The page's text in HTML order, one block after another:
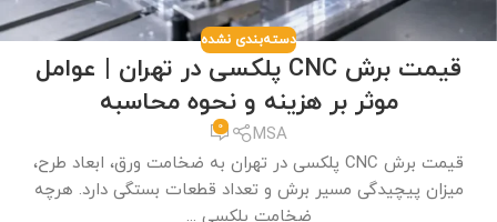
دسته‌بندی نشده
قیمت برش CNC پلکسی در تهران | عوامل
موثر بر هزینه و نحوه محاسبه
MSA
0
قیمت برش CNC پلکسی در تهران به ضخامت ورق، ابعاد طرح،
میزان پیچیدگی مسیر برش و تعداد قطعات بستگی دارد. هرچه